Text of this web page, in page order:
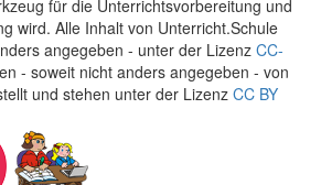
für die Unterrichtsvorbereitung und
wird. Alle Inhalt von Unterricht.Schule
angegeben - unter der Lizenz CC-
- soweit nicht anders angegeben - von
und stehen unter der Lizenz CC BY